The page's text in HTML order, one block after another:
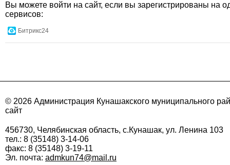
Вы можете войти на сайт, если вы зарегистрированы на
сервисов:
Битрикс24
© 2026 Администрация Кунашакского муниципального
сайт
456730, Челябинская область, с.Кунашак, ул. Ленина 103
тел.: 8 (35148) 3-14-06
факс: 8 (35148) 3-19-11
Эл. почта: admkun74@mail.ru